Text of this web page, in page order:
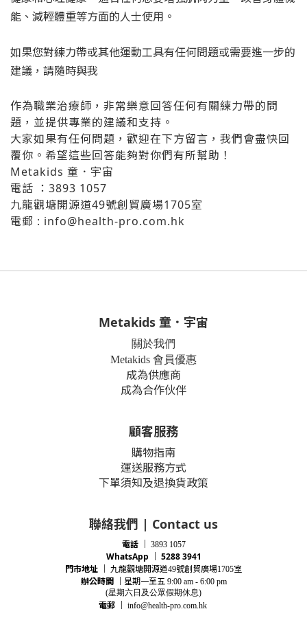
能、減輕體重等方面的人士使用。
如果您對練力帶或其他運動工具有任何問題或需要進一步的
建議，請隨時與我
作為職業治療師，非常樂意回答任何有關練力帶的問
題，並提供專業的建議和支持。
大家如果有任何問題，歡迎在下方留言，我們會盡快回
覆你。希望這些回答能夠對你們有所幫助！
Metakids 童．宇宙
電話 ：3893 1057
九龍觀塘開源道49號創貿廣場1705室
電郵 : info@health-pro.com.hk
Metakids 童．宇宙
關於我們
Metakids 會員優惠
成為供應商
成為合作伙伴
顧客服務
購物指南
運送服務方式
下單須知及退換貨政策
聯絡我們 | Contact us
電話 3893 1057
WhatsApp ｜ 5288 3941
門市地址
九龍觀塘開源道49號創貿廣場1705室
辦公時間｜ 星期一至五9:00 am - 6:00 pm
(星期六日及公眾假期休息)
電郵｜ info@health-pro.com.hk